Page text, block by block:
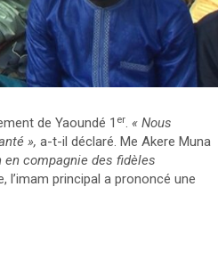
de Yaoundé 1 er. « Nous
», a-t-il déclaré. Me Akere Muna
en compagnie des fidèles
l’imam principal a prononcé une